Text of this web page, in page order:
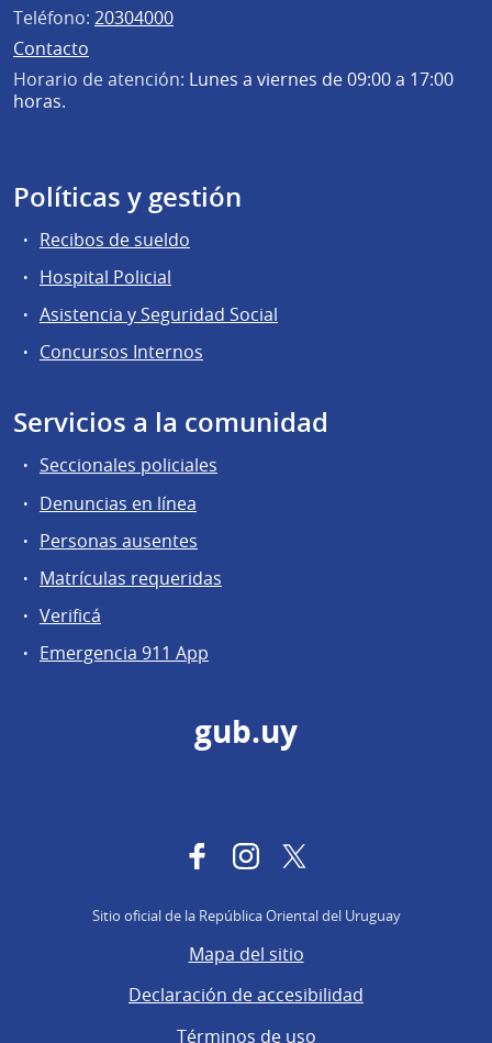
Teléfono: 20304000
Contacto
Horario de atención: Lunes a viernes de 09:00 a 17:00
horas.
Políticas y gestión
Recibos de sueldo
Hospital Policial
Asistencia y Seguridad Social
Concursos Internos
Servicios a la comunidad
Seccionales policiales
Denuncias en línea
Personas ausentes
Matrículas requeridas
Verificá
Emergencia 911 App
gub.uy
FacebookInstagram
Sitio oficial de la República Oriental del Uruguay
Mapa del sitio
Declaración de accesibilidad
Términos de uso